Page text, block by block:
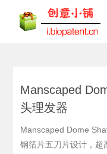
Manscaped
头理发器
Manscaped Dome
钢箔片五刀片设计，超